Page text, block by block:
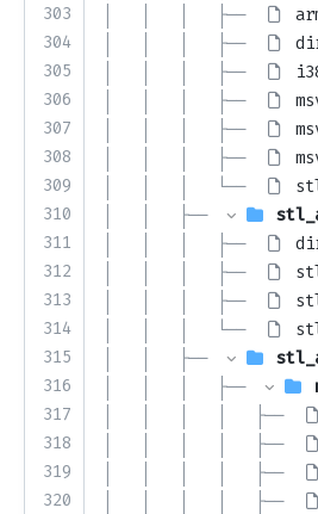
303
304
305
306
307
308
309
310
311
312
313
314
315
316
317
318
319
320
│   │   │   ├──
│   │   │   ├──
│   │   │   ├──
│   │   │   ├──
│   │   │   ├──
│   │   │   ├──
│   │   │   └──
│   │   ├──
│   │   │   ├──
│   │   │   ├──
│   │   │   ├──
│   │   │   └──
│   │   ├──
│   │   │   ├──
│   │   │   │   ├──
│   │   │   │   ├──
│   │   │   │   ├──
│   │   │   │   ├──